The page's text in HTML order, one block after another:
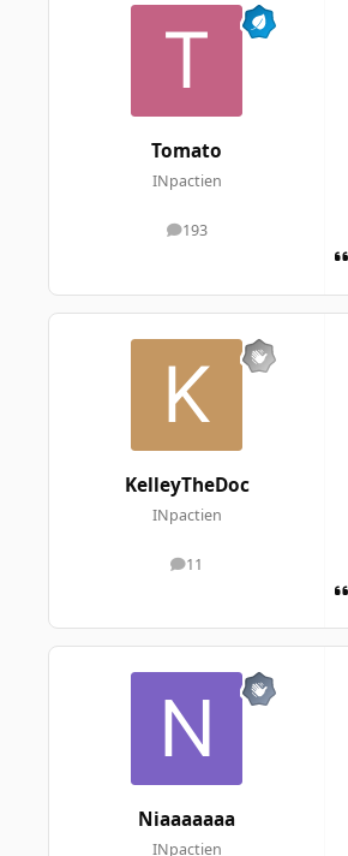
Tomato
INpactien
193
messages
KelleyTheDoc
INpactien
11
messages
Niaaaaaaa
INpactien